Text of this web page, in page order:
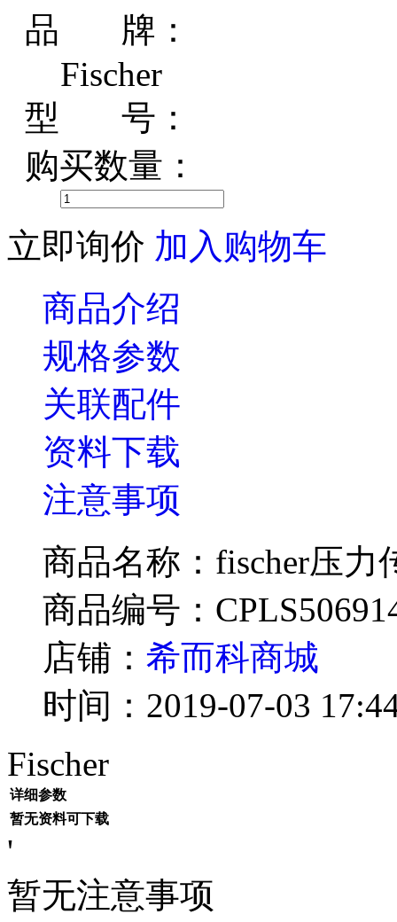
品 牌：
Fischer
型 号：
购买数量：
立即询价 加入购物车
商品介绍
规格参数
关联配件
资料下载
注意事项
商品名称：fischer压力
商品编号：
店铺： 希而科商城
时间：2019-07-03
Fischer
详细参数
暂无资料可下载
'
暂无注意事项